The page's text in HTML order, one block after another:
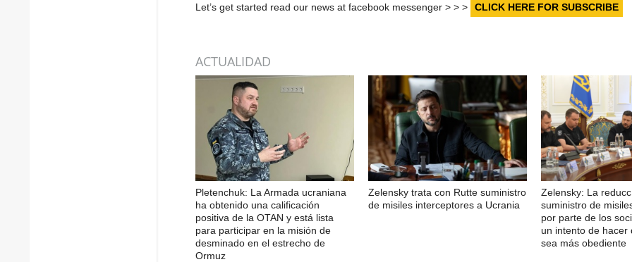
Let’s get started read our news at facebook messenger > > > CLICK HERE FOR SUBSCRIBE
ACTUALIDAD
Pletenchuk: La Armada ucraniana
ha obtenido una calificación
positiva de la OTAN y está lista
para participar en la misión de
desminado en el estrecho de
Ormuz
Zelensky trata con Rutte suministro
de misiles interceptores a Ucrania
Zelensky: La
suministro de
por parte de los
un intento de hacer
sea más obediente